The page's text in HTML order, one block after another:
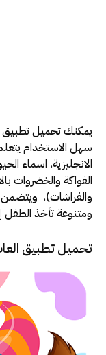
يمكنك تحميل تطبيق
سهل الاستخدام
الانجليزية، اسماء
الفواكة والخضروات
والفراشات)،
ومتنوعة تأخذ الطفل
تحميل تطبيق